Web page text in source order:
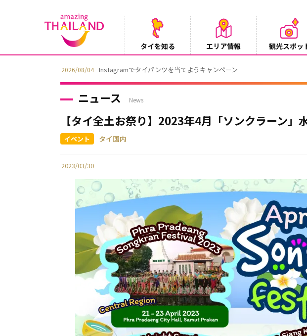
タイを知る エリア情報 観光スポッ
2026/08/04 Instagramでタイパンツを当てようキャンペーン
ニュース News
【タイ全土お祭り】2023年4月「ソンクラーン」
タイ国内
2023/03/30